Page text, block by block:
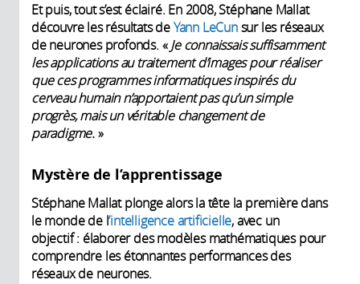
Et puis, tout s’est éclairé. En 2008, Stéphane Mallat
découvre les résultats deYann LeCunsur les réseaux
de neurones profonds. «Je connaissais suffisamment
les applications au traitement d’images pour réaliser
que ces programmes informatiques inspirés du
cerveau humain n’apportaient pas qu’un simple
progrès, mais un véritable changement de
paradigme.»
Mystère de l’apprentissage
Stéphane Mallat plonge alors la tête la première dans
le monde de l’intelligence artificielle, avec un
objectif : élaborer des modèles mathématiques pour
comprendre les étonnantes performances des
réseaux de neurones.